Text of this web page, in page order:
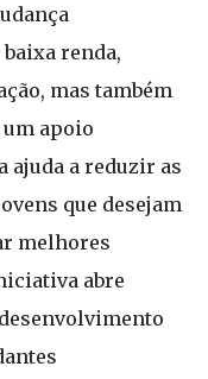
renda,
mas também
apoio
a reduzir as
que desejam
melhores
abre